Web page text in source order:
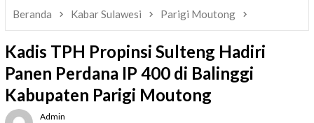
Beranda Kabar Sulawesi Parigi Moutong
Kadis TPH Propinsi Sulteng Hadiri
Panen Perdana IP 400 di Balinggi
Kabupaten Parigi Moutong
Admin